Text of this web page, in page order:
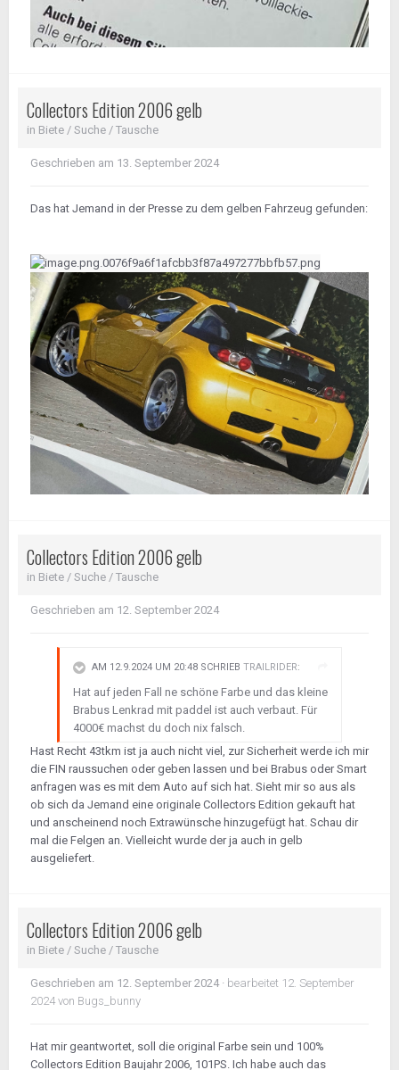
Collectors Edition 2006 gelb
in Biete / Suche / Tausche
Geschrieben am 13. September 2024
Das hat Jemand in der Presse zu dem gelben Fahrzeug gefunden:
Collectors Edition 2006 gelb
in Biete / Suche / Tausche
Geschrieben am 12. September 2024
AM 12.9.2024 UM 20:48 SCHRIEB TRAILRIDER:
Hat auf jeden Fall ne schöne Farbe und das kleine
Brabus Lenkrad mit paddel ist auch verbaut. Für
4000€ machst du doch nix falsch.
Hast Recht 43tkm ist ja auch nicht viel, zur Sicherheit werde ich mir
die FIN raussuchen oder geben lassen und bei Brabus oder Smart
anfragen was es mit dem Auto auf sich hat. Sieht mir so aus als
ob sich da Jemand eine originale Collectors Edition gekauft hat
und anscheinend noch Extrawünsche hinzugefügt hat. Schau dir
mal die Felgen an. Vielleicht wurde der ja auch in gelb
ausgeliefert.
Collectors Edition 2006 gelb
in Biete / Suche / Tausche
Geschrieben am 12. September 2024· bearbeitet 12. September
2024 von Bugs_bunny
Hat mir geantwortet, soll die original Farbe sein und 100%
Collectors Edition Baujahr 2006, 101PS. Ich habe auch das